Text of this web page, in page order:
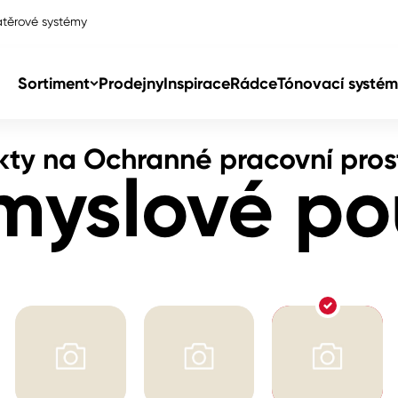
systémy
Sortiment ProdejnyInspiraceRádceTónovací
na Ochranné pracovní